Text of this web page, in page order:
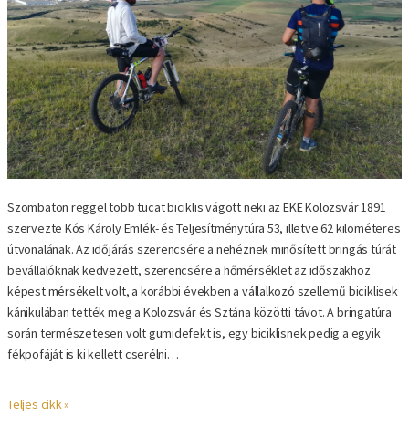
Szombaton reggel több tucat biciklis vágott neki az EKE Kolozsvár 1891
szervezte Kós Károly Emlék- és Teljesítménytúra 53, illetve 62 kilométeres
útvonalának. Az időjárás szerencsére a nehéznek minősített bringás túrát
bevállalóknak kedvezett, szerencsére a hőmérséklet az időszakhoz
képest mérsékelt volt, a korábbi években a vállalkozó szellemű biciklisek
kánikulában tették meg a Kolozsvár és Sztána közötti távot. A bringatúra
során természetesen volt gumidefekt is, egy biciklisnek pedig a egyik
fékpofáját is ki kellett cserélni…
Teljes cikk »